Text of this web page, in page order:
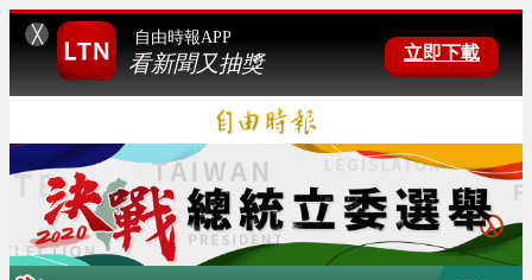
╳ 自由時報APP
看新聞又抽獎 立即下載